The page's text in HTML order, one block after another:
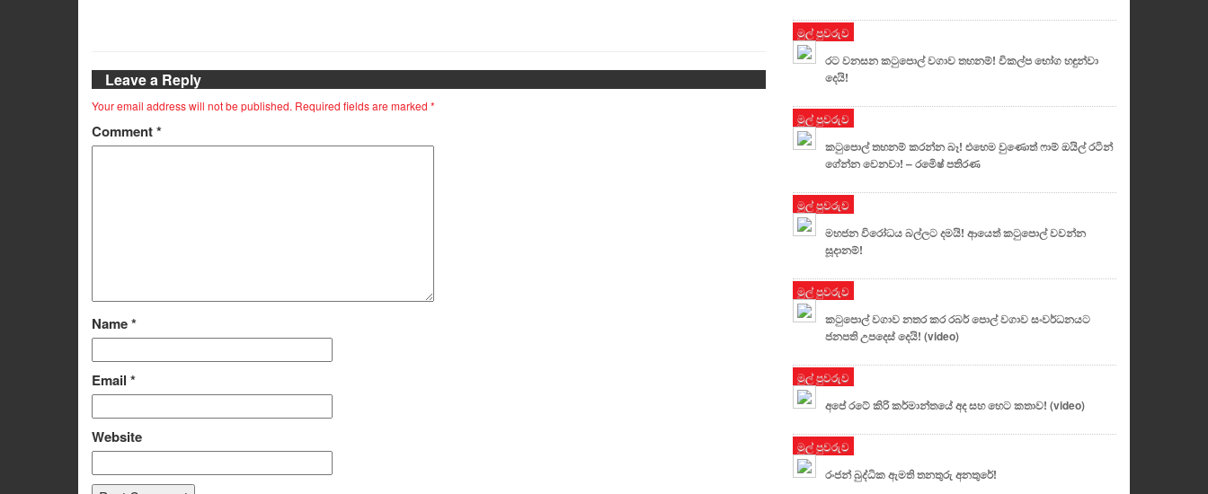
Leave a Reply
Your email address will not be published. Required fields are marked *
Comment*
Name*
Email *
Website
මුල් පුවරුව
රට වනසන කටුපොල් වගාව තහනම්! විකල්ප භෝග හඳුන්වා
දෙයි!
මුල් පුවරුව
කටුපොල් තහනම් කරන්න බෑ! එහෙම වුණොත් ෆාම් ඔයිල් රටින්
ගේන්න වෙනවා! – රමෙිෂ් පතිරණ
මුල් පුවරුව
මහජන විරෝධය බල්ලට දමයි! ආයෙත් කටුපොල් වවන්න
සූදානම්!
මුල් පුවරුව
කටුපොල් වගාව නතර කර රබර් පොල් වගාව සංවර්ධනයට
ජනපති උපදෙස් දෙයි! (video)
මුල් පුවරුව
අපේ රටේ කිරි කර්මාන්තයේ අද සහ හෙට කතාව! (video)
මුල් පුවරුව
රංජන් බුද්ධික ඇමති තනතුරු අනතුරේ!